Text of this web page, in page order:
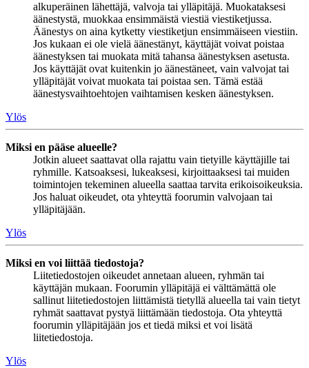
alkuperäinen lähettäjä, valvoja tai ylläpitäjä. Muokataksesi
äänestystä, muokkaa ensimmäistä viestiä viestiketjussa.
Äänestys on aina kytketty viestiketjun ensimmäiseen viestiin.
Jos kukaan ei ole vielä äänestänyt, käyttäjät voivat poistaa
äänestyksen tai muokata mitä tahansa äänestyksen asetusta.
Jos käyttäjät ovat kuitenkin jo äänestäneet, vain valvojat tai
ylläpitäjät voivat muokata tai poistaa sen. Tämä estää
äänestysvaihtoehtojen vaihtamisen kesken äänestyksen.
Ylös
Miksi en pääse alueelle?
Jotkin alueet saattavat olla rajattu vain tietyille käyttäjille tai
ryhmille. Katsoaksesi, lukeaksesi, kirjoittaaksesi tai muiden
toimintojen tekeminen alueella saattaa tarvita erikoisoikeuksia.
Jos haluat oikeudet, ota yhteyttä foorumin valvojaan tai
ylläpitäjään.
Ylös
Miksi en voi liittää tiedostoja?
Liitetiedostojen oikeudet annetaan alueen, ryhmän tai
käyttäjän mukaan. Foorumin ylläpitäjä ei välttämättä ole
sallinut liitetiedostojen liittämistä tietyllä alueella tai vain tietyt
ryhmät saattavat pystyä liittämään tiedostoja. Ota yhteyttä
foorumin ylläpitäjään jos et tiedä miksi et voi lisätä
liitetiedostoja.
Ylös